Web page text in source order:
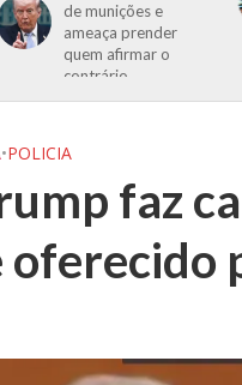
de munições e
ameaça prender
quem afirmar o
contrário
•POLICIA
faz
oferecido